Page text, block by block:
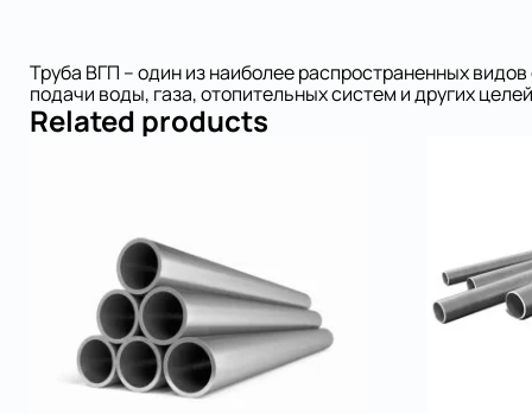
Труба ВГП – один из наиболее распространенных
подачи воды, газа, отопительных систем и других
Related products